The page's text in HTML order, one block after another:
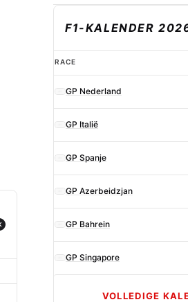
F1-KALENDER
F1-
kalender
2026
RACE
GP Nederland
GP Italië
GP Spanje
GP Azerbeidzjan
GP Bahrein
GP Singapore
VOLLEDIGE